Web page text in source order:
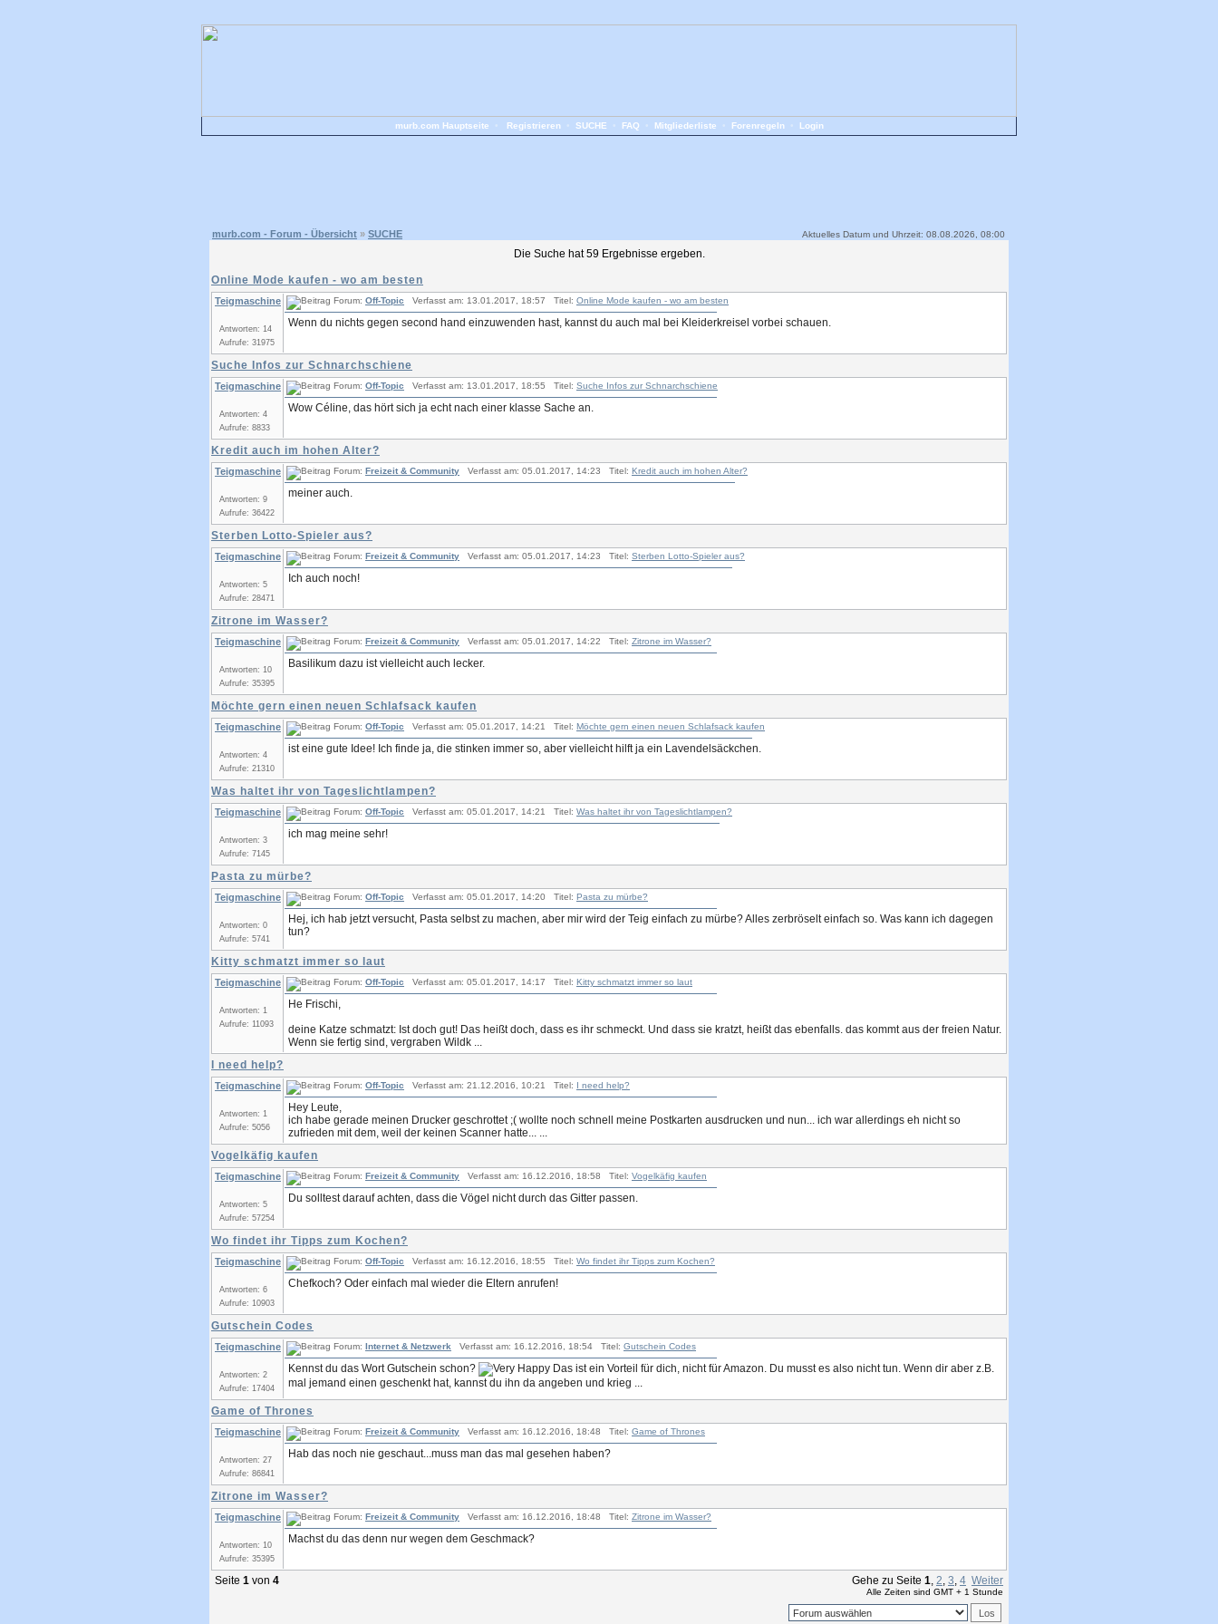
murb.com Hauptseite Registrieren• SUCHE FAQ Mitgliederliste Forenregeln• Login
murb.com - Forum - Übersicht » SUCHE Aktuelles Datum und Uhrzeit: 08.08.2026, 08:00
Die Suche hat 59 Ergebnisse ergeben.
Online Mode kaufen - wo am besten
Teigmaschine
Antworten: 14
Aufrufe: 31975
Forum: Off-Topic Verfasst am: 13.01.2017, 18:57 Titel: Online Mode kaufen - wo am besten
Wenn du nichts gegen second hand einzuwenden hast, kannst du auch mal bei Kleiderkreisel vorbei schauen.
Suche Infos zur Schnarchschiene
Teigmaschine
Antworten: 4
Aufrufe: 8833
Forum: Off-Topic Verfasst am: 13.01.2017, 18:55 Titel: Suche Infos zur Schnarchschiene
Wow Céline, das hört sich ja echt nach einer klasse Sache an.
Kredit auch im hohen Alter?
Teigmaschine
Antworten: 9
Aufrufe: 36422
Forum: Freizeit & Community Verfasst am: 05.01.2017, 14:23 Titel: Kredit auch im hohen Alter?
meiner auch.
Sterben Lotto-Spieler aus?
Teigmaschine
Antworten: 5
Aufrufe: 28471
Forum: Freizeit & Community Verfasst am: 05.01.2017, 14:23 Titel: Sterben Lotto-Spieler aus?
Ich auch noch!
Zitrone im Wasser?
Teigmaschine
Antworten: 10
Aufrufe: 35395
Forum: Freizeit & Community Verfasst am: 05.01.2017, 14:22 Titel: Zitrone im Wasser?
Basilikum dazu ist vielleicht auch lecker.
Möchte gern einen neuen Schlafsack kaufen
Teigmaschine
Antworten: 4
Aufrufe: 21310
Forum: Off-Topic Verfasst am: 05.01.2017, 14:21 Titel: Möchte gern einen neuen Schlafsack kaufen
ist eine gute Idee! Ich finde ja, die stinken immer so, aber vielleicht hilft ja ein Lavendelsäckchen.
Was haltet ihr von Tageslichtlampen?
Teigmaschine
Antworten: 3
Aufrufe: 7145
Forum: Off-Topic Verfasst am: 05.01.2017, 14:21 Titel: Was haltet ihr von Tageslichtlampen?
ich mag meine sehr!
Pasta zu mürbe?
Teigmaschine
Antworten: 0
Aufrufe: 5741
Forum: Off-Topic Verfasst am: 05.01.2017, 14:20 Titel: Pasta zu mürbe?
Hej, ich hab jetzt versucht, Pasta selbst zu machen, aber mir wird der Teig einfach zu mürbe? Alles zerbröselt einfach so. Was kann ich dagegen
tun?
Kitty schmatzt immer so laut
Teigmaschine
Antworten: 1
Aufrufe: 11093
Forum: Off-Topic Verfasst am: 05.01.2017, 14:17 Titel: Kitty schmatzt immer so laut
He Frischi,
deine Katze schmatzt: Ist doch gut! Das heißt doch, dass es ihr schmeckt. Und dass sie kratzt, heißt das ebenfalls. das kommt aus der freien Natur.
Wenn sie fertig sind, vergraben Wildk ...
I need help?
Teigmaschine
Antworten: 1
Aufrufe: 5056
Forum: Off-Topic Verfasst am: 21.12.2016, 10:21 Titel: I need help?
Hey Leute,
ich habe gerade meinen Drucker geschrottet ;( wollte noch schnell meine Postkarten ausdrucken und nun... ich war allerdings eh nicht so
zufrieden mit dem, weil der keinen Scanner hatte... ...
Vogelkäfig kaufen
Teigmaschine
Antworten: 5
Aufrufe: 57254
Forum: Freizeit & Community Verfasst am: 16.12.2016, 18:58 Titel: Vogelkäfig kaufen
Du solltest darauf achten, dass die Vögel nicht durch das Gitter passen.
Wo findet ihr Tipps zum Kochen?
Teigmaschine
Antworten: 6
Aufrufe: 10903
Forum: Off-Topic Verfasst am: 16.12.2016, 18:55 Titel: Wo findet ihr Tipps zum Kochen?
Chefkoch? Oder einfach mal wieder die Eltern anrufen!
Gutschein Codes
Teigmaschine
Antworten: 2
Aufrufe: 17404
Forum: Internet & Netzwerk Verfasst am: 16.12.2016, 18:54 Titel: Gutschein Codes
Kennst du das Wort Gutschein schon?
Das ist ein Vorteil für dich, nicht für Amazon. Du musst es also nicht tun. Wenn dir aber z.B.
mal jemand einen geschenkt hat, kannst du ihn da angeben und krieg ...
Game of Thrones
Teigmaschine
Antworten: 27
Aufrufe: 86841
Forum: Freizeit & Community Verfasst am: 16.12.2016, 18:48 Titel: Game of Thrones
Hab das noch nie geschaut...muss man das mal gesehen haben?
Zitrone im Wasser?
Teigmaschine
Antworten: 10
Aufrufe: 35395
Forum: Freizeit & Community Verfasst am: 16.12.2016, 18:48 Titel: Zitrone im Wasser?
Machst du das denn nur wegen dem Geschmack?
Seite 1 von 4 Gehe zu Seite 1, 2, 3, 4 Weiter
Alle Zeiten sind GMT + 1 Stunde